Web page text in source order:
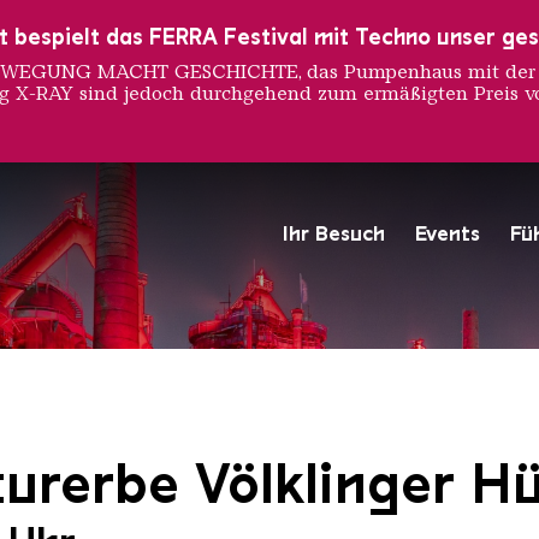
Ihr Besuch Events
Hochofengruppe in Rot
Copyright: Weltkulturerbe
Völklinger
bespielt das FERRA Festival mit Techno unser
MACHT GESCHICHTE, das Pumpenhaus mit
RAY sind jedoch durchgehend zum ermäßigten Preis